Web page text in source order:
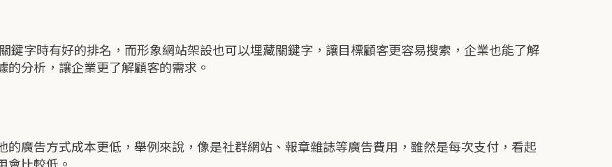
鍵字時有好的排名，而形象網站架設也可以埋藏關鍵字，讓目標顧客更容易搜索，企業也能了解
分析，讓企業更了解顧客的需求。
廣告方式成本更低，舉例來說，像是社群網站、報章雜誌等廣告費用，雖然是每次支付，看起